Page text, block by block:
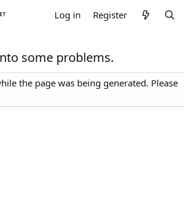
Log in Register
some problems.
the page was being generated. Please